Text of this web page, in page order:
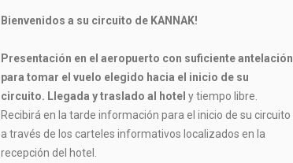
Bienvenidos a su circuito de KANNAK!
Presentación en el aeropuerto con suficiente antelación
para tomar el vuelo elegido hacia el inicio de su
circuito. Llegada y traslado al hotel y tiempo libre.
Recibirá en la tarde información para el inicio de su circuito
a través de los carteles informativos localizados en la
recepción del hotel.